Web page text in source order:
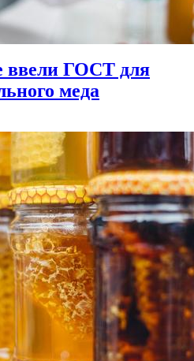
ввели ГОСТ для
меда